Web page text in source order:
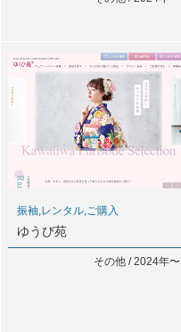
振袖,レンタル,ご購入
ゆうび苑
その他 / 2024年〜